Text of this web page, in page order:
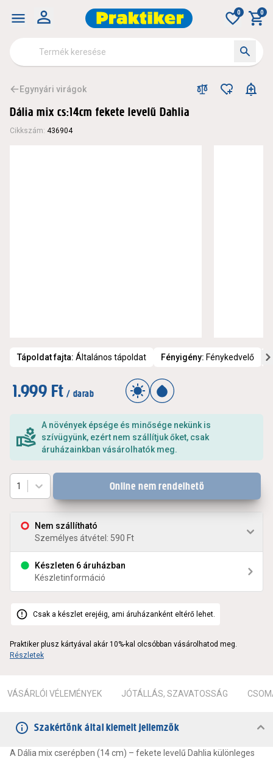
0 0
Egynyári virágok
Dália mix cs:14cm fekete levelű Dahlia
Cikkszám: 436904
Tápoldat fajta: Általános tápoldat Fényigény: Fénykedvelő
1.999 Ft / darab
A növények épsége és minősége nekünk is
szívügyünk, ezért nem szállítjuk őket, csak
áruházainkban vásárolhatók meg.
Nem szállítható
Személyes átvétel: 590 Ft
Készleten 6 áruházban
Készletinformáció
1 Online nem rendelhető
Csak a készlet erejéig, ami áruházanként eltérő lehet.
Praktiker plusz kártyával akár 10%-kal olcsóbban vásárolhatod meg.
Részletek
VÁSÁRLÓI VÉLEMÉNYEK JÓTÁLLÁS, SZAVATOSSÁG
Szakértőnk által kiemelt jellemzők
A Dália mix cserépben (14 cm) – fekete levelű Dahlia különleges